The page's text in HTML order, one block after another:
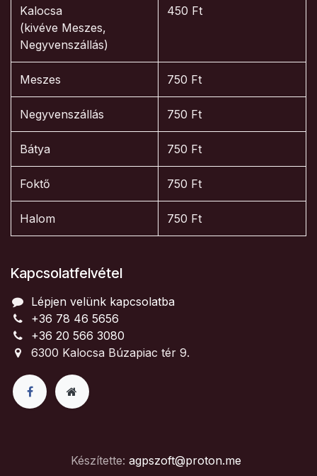
Kalocsa
(kivéve Meszes,
Negyvenszállás)
450 Ft
Meszes 750 Ft
Negyvenszállás 750 Ft
Bátya 750 Ft
Foktő 750 Ft
Halom 750 Ft
Kapcsolatfelvétel
Lépjen velünk kapcsolatba
+36 78 46 5656
+36 20 566 3080
6300 Kalocsa Búzapiac tér 9.
Készítette: agpszoft@proton.me